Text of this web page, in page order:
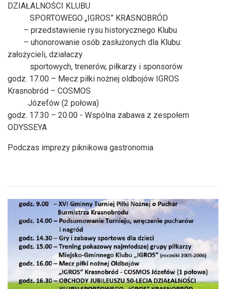
DZIAŁALNOŚCI KLUBU
SPORTOWEGO „IGROS” KRASNOBRÓD
– przedstawienie rysu historycznego Klubu
– uhonorowanie osób zasłużonych dla Klubu:
założycieli, działaczy
sportowych, trenerów, piłkarzy i sponsorów
godz. 17.00 – Mecz piłki nożnej oldbojów IGROS
Krasnobród – COSMOS
Józefów (2 połowa)
godz. 17.30 – 20.00 - Wspólna zabawa z zespołem
ODYSSEYA
Podczas imprezy piknikowa gastronomia